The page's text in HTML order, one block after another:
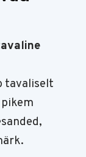
tavaliselt